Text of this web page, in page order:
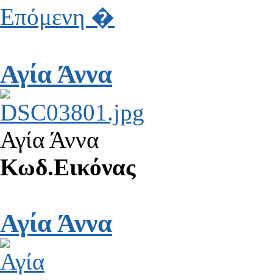
Επόμενη �
Αγία Άννα
Αγία Άννα
Κωδ.Εικόνας
Αγία Άννα